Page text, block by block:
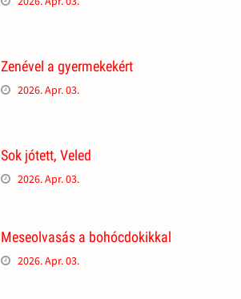
Zenével a gyermekekért
2026. Apr. 03.
Sok jótett, Veled
2026. Apr. 03.
Meseolvasás a bohócdokikkal
2026. Apr. 03.